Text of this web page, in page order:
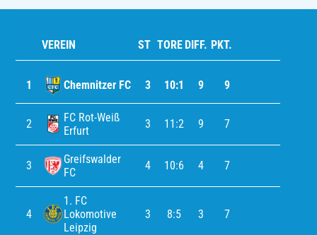
VEREIN ST TORE DIFF. PKT.
1 Chemnitzer FC 3 10:1 9 9
2
FC Rot-Weiß
Erfurt
3 11:2 9 7
3
Greifswalder
FC
4 10:6 4 7
4
1. FC
Lokomotive
Leipzig
3 8:5 3 7